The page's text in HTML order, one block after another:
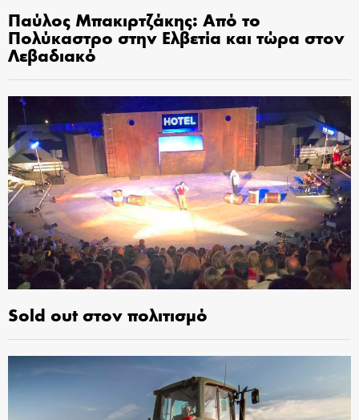
Παύλος Μπακιρτζάκης: Από το
Πολύκαστρο στην Ελβετία και τώρα στον
Λεβαδιακό
Sold out στον πολιτισμό